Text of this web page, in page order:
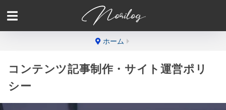
ホーム
コンテンツ記事制作・サイト運営ポリ
シー